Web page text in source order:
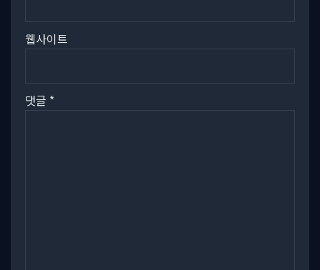
웹사이트
댓글 *